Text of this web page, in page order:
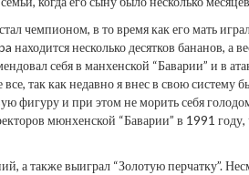
чемпионом, в то время как его мать
несколько десятков бананов, а
себя в манхенской “Баварии” и в
так как недавно я внес в свою систему
фигуру и при этом не морить себя
мюнхенской “Баварии” в 1991 году,
а также выиграл “Золотую перчатку”.